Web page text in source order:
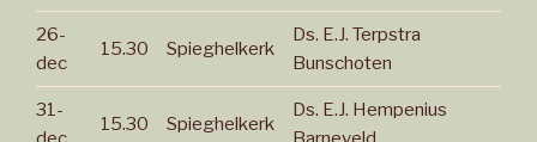
26-
dec
15.30 Spieghelkerk
Ds. E.J. Terpstra
Bunschoten
31-
15.30 Spieghelkerk
Ds. E.J. Hempenius